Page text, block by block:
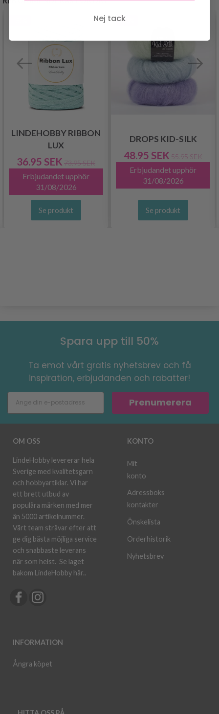
LINDEHOBBY RIBBON
LUX
36.95 SEK 73.95 SEK
Erbjudandet upphör
31/08/2026
Se produkt
- 13%
DROPS KID-SILK
48.95 SEK 55.95 SEK
Erbjudandet upphör
31/08/2026
Se produkt
Spara upp till 50%
Ta emot vårt gratis nyhetsbrev och få
inspiration, erbjudanden och rabatter!
Prenumerera
OM OSS
LindeHobby levererar hela
Sverige med kvalitetsgarn
och hobbyartiklar. Vi har
ett brett utbud av
populära märken med mer
än 5000 artikelnummer.
Vårt team strävar efter att
ge dig bästa möjliga service
och snabbaste leverans
när som helst. Se laget
bakom LindeHobby här..
INFORMATION
Ångra köpet
KONTO
Mit
konto
Adressboks
kontakter
Önskelista
Orderhistorik
Nyhetsbrev
Nej tack